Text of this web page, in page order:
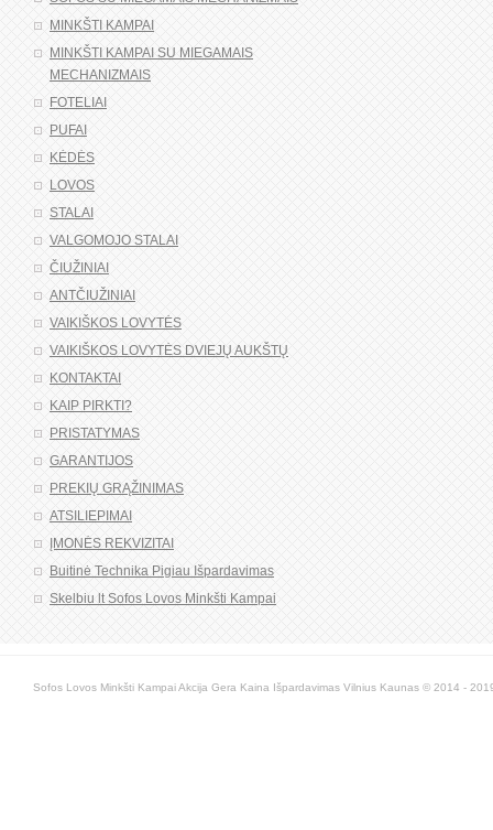
MINKŠTI KAMPAI
MINKŠTI KAMPAI SU MIEGAMAIS
MECHANIZMAIS
FOTELIAI
PUFAI
KĖDĖS
LOVOS
STALAI
VALGOMOJO STALAI
ČIUŽINIAI
ANTČIUŽINIAI
VAIKIŠKOS LOVYTĖS
VAIKIŠKOS LOVYTĖS DVIEJŲ AUKŠTŲ
KONTAKTAI
KAIP PIRKTI?
PRISTATYMAS
GARANTIJOS
PREKIŲ GRĄŽINIMAS
ATSILIEPIMAI
ĮMONĖS REKVIZITAI
Buitinė Technika Pigiau Išpardavimas
Skelbiu lt Sofos Lovos Minkšti Kampai
Sofos Lovos Minkšti Kampai Akcija Gera Kaina Išpardavimas Vilnius Kaunas © 2014 -